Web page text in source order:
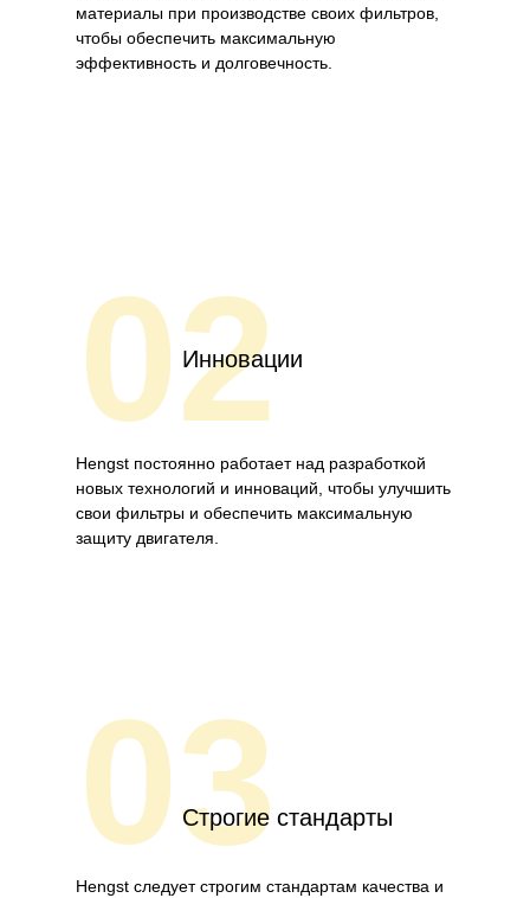
материалы при производстве своих фильтров,
чтобы обеспечить максимальную
эффективность и долговечность.
02
Инновации
Hengst постоянно работает над разработкой
новых технологий и инноваций, чтобы улучшить
свои фильтры и обеспечить максимальную
защиту двигателя.
03Строгие стандарты
Hengst следует строгим стандартам качества и